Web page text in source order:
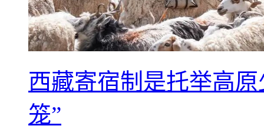
西藏寄宿制是托举高
笼”